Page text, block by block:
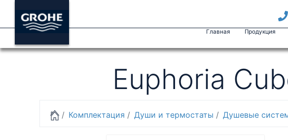
Главная Продукция
Euphoria
Комплектация Души и термостаты Душевые